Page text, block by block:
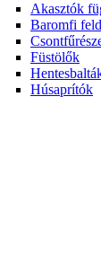
Akasztók
Baromfi
Füstölők
Húsaprítók